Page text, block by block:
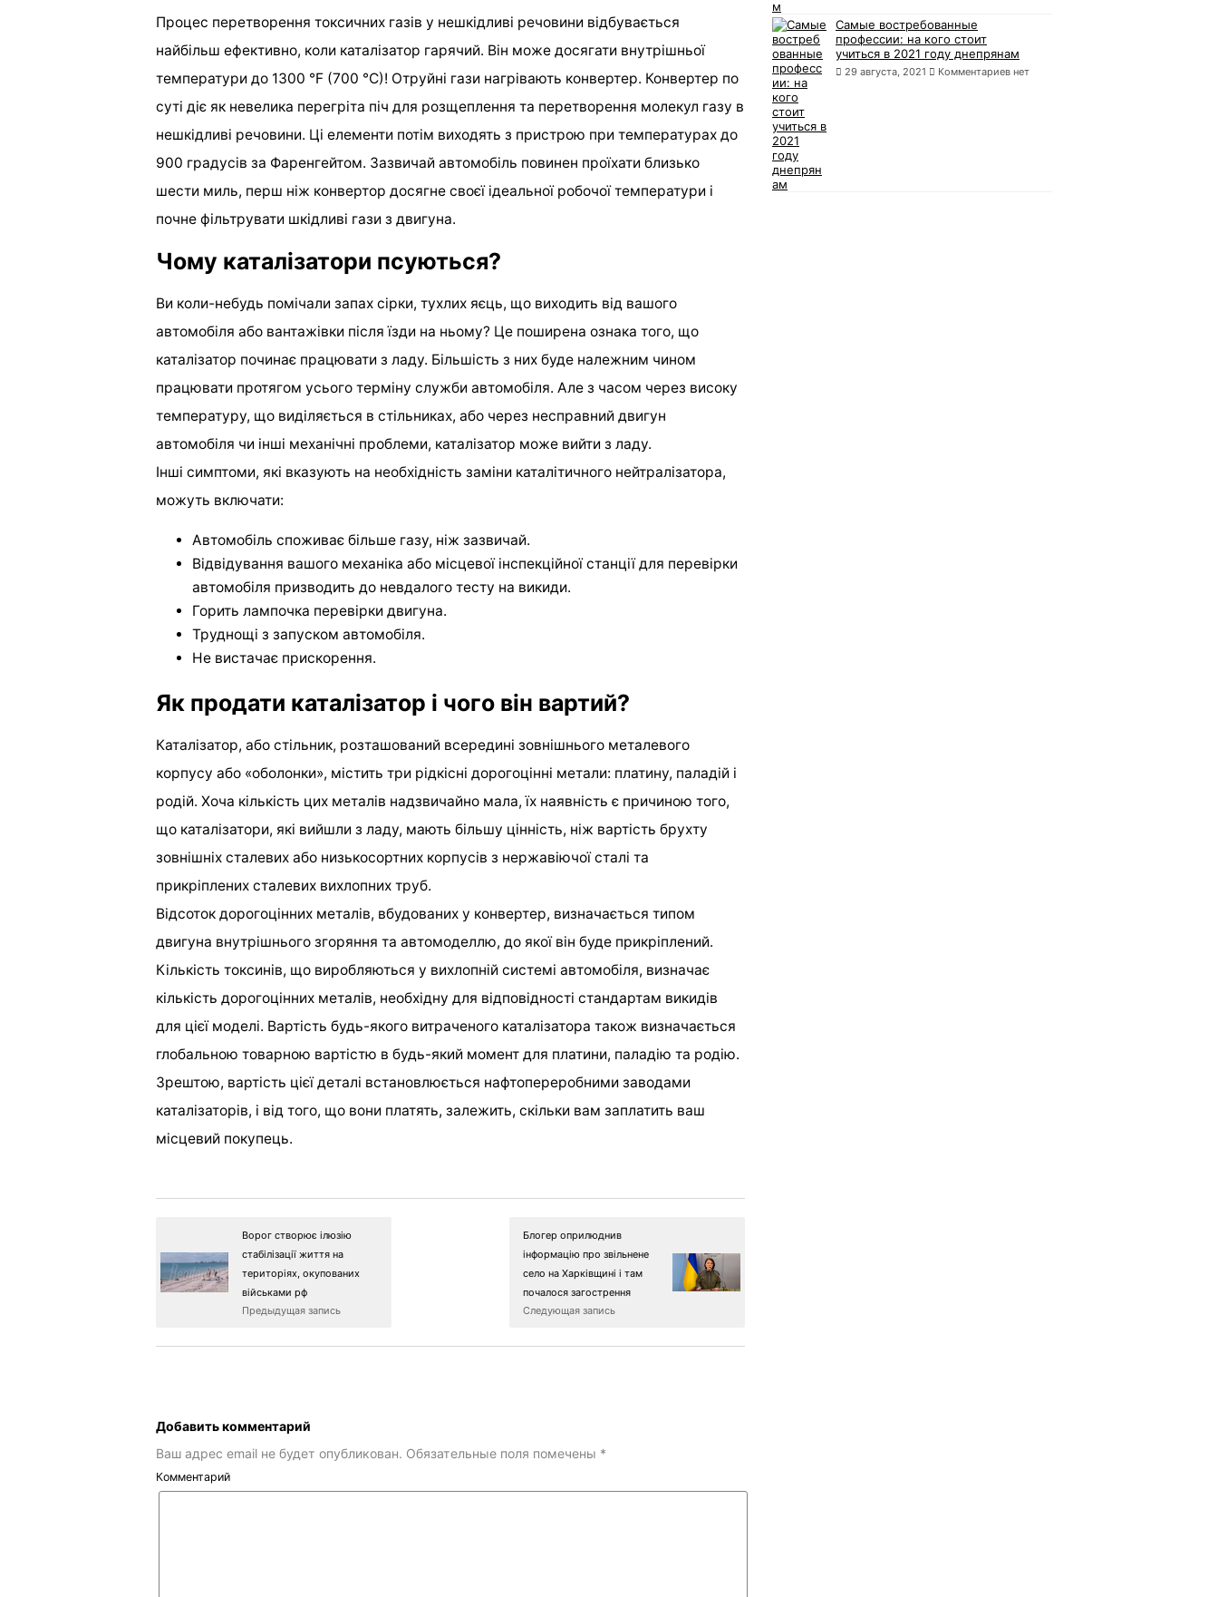
Процес перетворення токсичних газів у нешкідливі речовини відбувається
найбільш ефективно, коли каталізатор гарячий. Він може досягати внутрішньої
температури до 1300 °F (700 °C)! Отруйні гази нагрівають конвертер. Конвертер по
суті діє як невелика перегріта піч для розщеплення та перетворення молекул газу в
нешкідливі речовини. Ці елементи потім виходять з пристрою при температурах до
900 градусів за Фаренгейтом. Зазвичай автомобіль повинен проїхати близько
шести миль, перш ніж конвертор досягне своєї ідеальної робочої температури і
почне фільтрувати шкідливі гази з двигуна.
Чому каталізатори псуються?
Ви коли-небудь помічали запах сірки, тухлих яєць, що виходить від вашого
автомобіля або вантажівки після їзди на ньому? Це поширена ознака того, що
каталізатор починає працювати з ладу. Більшість з них буде належним чином
працювати протягом усього терміну служби автомобіля. Але з часом через високу
температуру, що виділяється в стільниках, або через несправний двигун
автомобіля чи інші механічні проблеми, каталізатор може вийти з ладу.
Інші симптоми, які вказують на необхідність заміни каталітичного нейтралізатора,
можуть включати:
Автомобіль споживає більше газу, ніж зазвичай.
Відвідування вашого механіка або місцевої інспекційної станції для перевірки
автомобіля призводить до невдалого тесту на викиди.
Горить лампочка перевірки двигуна.
Труднощі з запуском автомобіля.
Не вистачає прискорення.
Як продати каталізатор і чого він вартий?
Каталізатор, або стільник, розташований всередині зовнішнього металевого
корпусу або «оболонки», містить три рідкісні дорогоцінні метали: платину, паладій і
родій. Хоча кількість цих металів надзвичайно мала, їх наявність є причиною того,
що каталізатори, які вийшли з ладу, мають більшу цінність, ніж вартість брухту
зовнішніх сталевих або низькосортних корпусів з нержавіючої сталі та
прикріплених сталевих вихлопних труб.
Відсоток дорогоцінних металів, вбудованих у конвертер, визначається типом
двигуна внутрішнього згоряння та автомоделлю, до якої він буде прикріплений.
Кількість токсинів, що виробляються у вихлопній системі автомобіля, визначає
кількість дорогоцінних металів, необхідну для відповідності стандартам викидів
для цієї моделі. Вартість будь-якого витраченого каталізатора також визначається
глобальною товарною вартістю в будь-який момент для платини, паладію та родію.
Зрештою, вартість цієї деталі встановлюється нафтопереробними заводами
каталізаторів, і від того, що вони платять, залежить, скільки вам заплатить ваш
місцевий покупець.
Ворог створює ілюзію
стабілізації життя на
територіях, окупованих
військами рф
Предыдущая запись
Блогер оприлюднив
інформацію про звільнене
село на Харківщині і там
почалося загострення
Следующая запись
Добавить комментарий
Ваш адрес email не будет опубликован. Обязательные поля помечены *
Комментарий
Самые востребованные
профессии: на кого стоит
учиться в 2021 году днепрянам
29 августа, 2021 Комментариев нет